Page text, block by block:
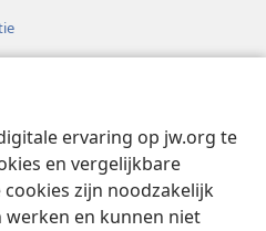
ervaring op jw.org te
en vergelijkbare
zijn noodzakelijk
werken en kunnen niet